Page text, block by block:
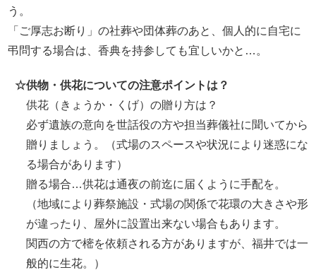
う。
「ご厚志お断り」の社葬や団体葬のあと、個人的に自宅に
弔問する場合は、香典を持参しても宜しいかと…。
☆供物・供花についての注意ポイントは？
供花（きょうか・くげ）の贈り方は？
必ず遺族の意向を世話役の方や担当葬儀社に聞いてから
贈りましょう。（式場のスペースや状況により迷惑にな
る場合があります）
贈る場合…供花は通夜の前迄に届くように手配を。
（地域により葬祭施設・式場の関係で花環の大きさや形
が違ったり、屋外に設置出来ない場合もあります。
関西の方で樒を依頼される方がありますが、福井では一
般的に生花。）